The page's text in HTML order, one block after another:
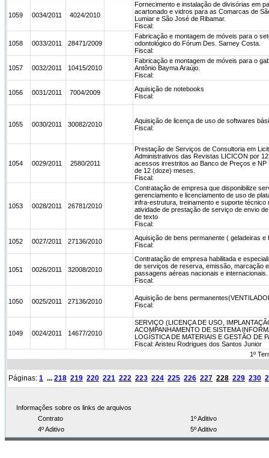
1059 0034/2011 4024/2010
Fornecimento e instalação de divisórias em
acartonado e vidros para as Comarcas de
Lumiar e São José de Ribamar.
Fiscal:
1058 0033/2011 28471/2009
Fabricação e montagem de móveis para o
odontológico do Fórum Des. Sarney Costa.
Fiscal:
1057 0032/2011 10415/2010
Fabricação e montagem de móveis para o
Antônio Bayma Araújo.
Fiscal:
1056 0031/2011 7004/2009
Aquisição de notebooks
Fiscal:
1055 0030/2011 30082/2010
Aquisição de licença de uso de softwares
Fiscal:
1054 0029/2011 2580/2011
Prestação de Serviços de Consultoria em
Administrativos das Revistas LICICON por
acessos irrestritos ao Banco de Preços e NP
de 12 (doze) meses.
Fiscal:
1053 0028/2011 26781/2010
Contratação de empresa que disponibilize
gerenciamento e licenciamento de uso de
infra-estrutura, treinamento e suporte técnico
atividade de prestação de serviço de envio
de texto
Fiscal:
1052 0027/2011 27136/2010
Aquisição de bens permanente ( geladeiras e
Fiscal:
1051 0026/2011 32008/2010
Contratação de empresa habilitada e
de serviços de reserva, emissão, marcação
passagens aéreas nacionais e internacionais.
Fiscal:
1050 0025/2011 27136/2010
Aquisição de bens
Fiscal:
1049 0024/2011 14677/2010
SERVIÇO (LICENÇA DE USO,
ACOMPANHAMENTO DE SISTEMA
LOGÍSTICA DE MATERIAIS E GESTÃO DE
Fiscal: Aristeu Rodrigues dos Santos Junior
1º
Páginas: 1 ... 218 219 220 221 222 223 224 225 226 227 228 229 230
Informações sobre os links de arquivos
Contrato
1º Aditivo
4º Aditivo
5º Aditivo